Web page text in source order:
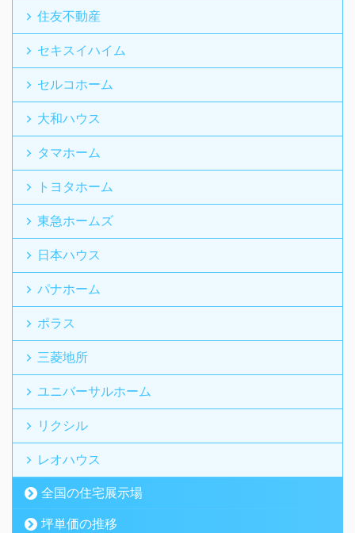
住友不動産
セキスイハイム
セルコホーム
大和ハウス
タマホーム
トヨタホーム
東急ホームズ
日本ハウス
パナホーム
ポラス
三菱地所
ユニバーサルホーム
リクシル
レオハウス
全国の住宅展示場
坪単価の推移